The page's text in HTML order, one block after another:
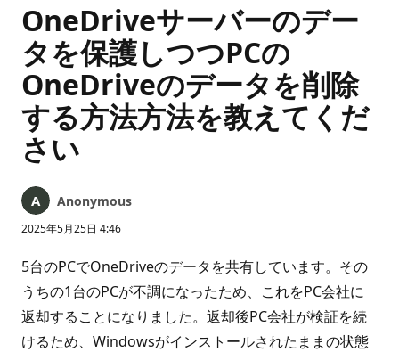
OneDriveサーバーのデー
タを保護しつつPCの
OneDriveのデータを削除
する方法方法を教えてくだ
さい
Anonymous
2025年5月25日 4:46
5台のPCでOneDriveのデータを共有しています。その
うちの1台のPCが不調になったため、これをPC会社に
返却することになりました。返却後PC会社が検証を続
けるため、Windowsがインストールされたままの状態